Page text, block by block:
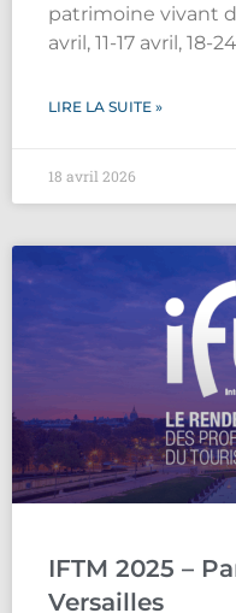
patrimoine vivant
avril, 11-17 avril, 18-
LIRE LA SUITE »
18 avril 2026
IFTM 2025 –
Versailles